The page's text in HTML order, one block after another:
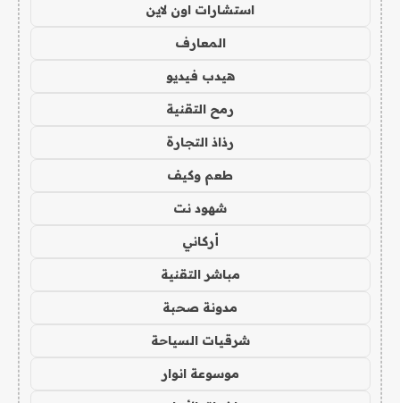
استشارات اون لاين
المعارف
هيدب فيديو
رمح التقنية
رذاذ التجارة
طعم وكيف
شهود نت
أركاني
مباشر التقنية
مدونة صحبة
شرقيات السياحة
موسوعة انوار